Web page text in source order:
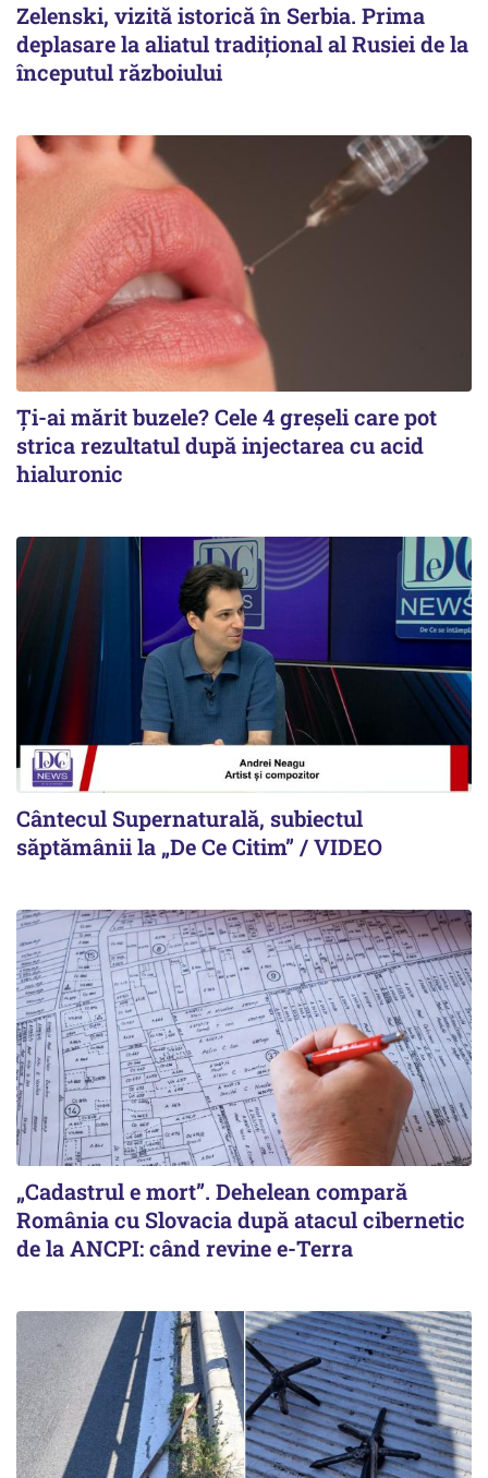
Zelenski, vizită istorică în Serbia. Prima
deplasare la aliatul tradițional al Rusiei de la
începutul războiului
Ți-ai mărit buzele? Cele 4 greșeli care pot
strica rezultatul după injectarea cu acid
hialuronic
Cântecul Supernaturală, subiectul
săptămânii la „De Ce Citim” / VIDEO
„Cadastrul e mort”. Dehelean compară
România cu Slovacia după atacul cibernetic
de la ANCPI: când revine e-Terra